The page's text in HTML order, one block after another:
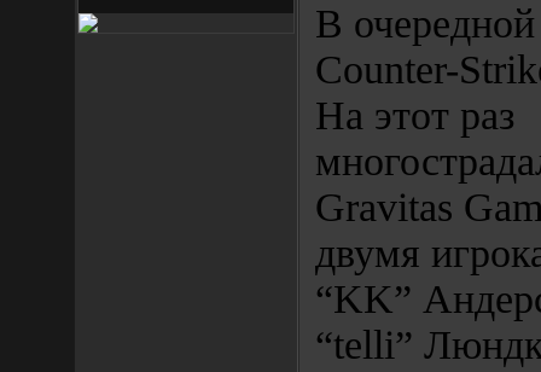
В очередной
Counter-
На этот раз
Gravitas
двумя
“KK”
“telli”